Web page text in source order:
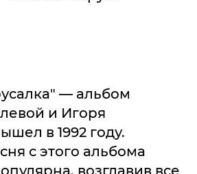
— альбом
и Игоря
в 1992 году.
с этого альбома
возглавив все